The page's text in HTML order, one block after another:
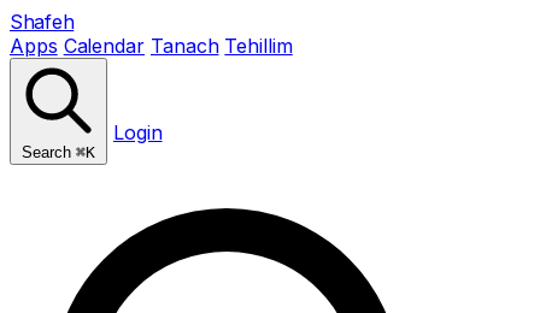
Shafeh
Apps Calendar Tanach Tehillim
Search ⌘K
Login